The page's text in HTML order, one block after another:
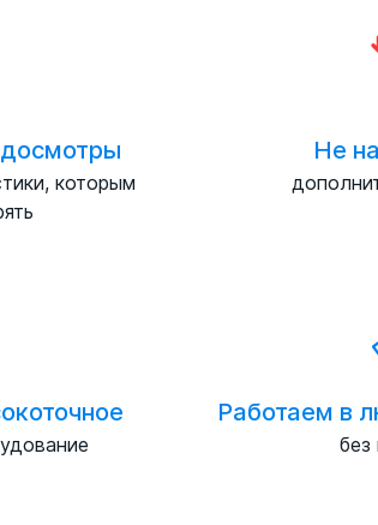
которым
Не
Работаем в